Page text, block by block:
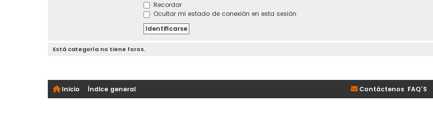
Recordar
Ocultar mi estado de conexión en esta sesión
Está categoría no tiene foros.
Inicio Índice general FAQ´S
Contáctenos